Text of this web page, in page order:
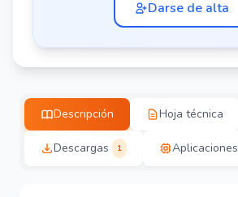
Darse de alta
Descripción Hoja técnica
Descargas 1 Aplicaciones